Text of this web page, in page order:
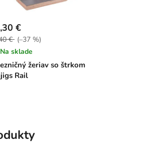
žeriav so štrkom
Rail
€
€ (–37 %)
Na sklade